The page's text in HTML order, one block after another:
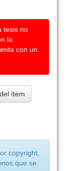
tesis no
la
con un
ítem
copyright,
que se